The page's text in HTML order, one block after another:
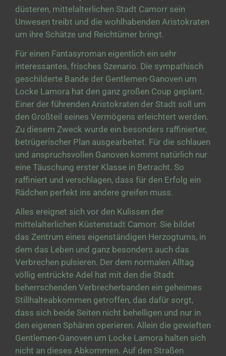
düsteren, mittelalterlichen Stadt Camorr sein
Unwesen treibt und die wohlhabenden Aristokraten
um ihre Schätze und Reichtümer bringt.
Für einen Fantasyroman eigentlich ein sehr
interessantes, frisches Szenario. Die sympathisch
geschilderte Bande der Gentlemen-Ganoven um
Locke Lamora hat den ganz großen Coup geplant.
Einer der führenden Aristokraten der Stadt soll um
den Großteil seines Vermögens erleichtert werden.
Zu diesem Zweck wurde ein besonders raffinierter,
betrügerischer Plan ausgearbeitet. Für die schlauen
und anspruchsvollen Ganoven kommt natürlich nur
eine Täuschung erster Klasse in Betracht. So
raffiniert und verschlagen, dass für den Erfolg ein
Rädchen perfekt ins andere greifen muss.
Alles ereignet sich vor den Kulissen der
mittelalterlichen Küstenstadt Camorr. Sie bildet
das Zentrum eines eigenständigen Herzogtums, in
dem das Leben und ganz besonders auch das
Verbrechen pulsieren. Der dem normalen Alltag
völlig entrückte Adel hat mit den die Stadt
beherrschenden Verbrecherbanden ein geheimes
Stillhalteabkommen getroffen, das dafür sorgt,
dass sich beide Seiten nicht behelligen und nur in
den eigenen Sphären operieren. Allein die gewieften
Gentlemen-Ganoven um Locke Lamora halten sich
nicht an dieses Abkommen. Auf den Straßen